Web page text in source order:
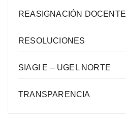
REASIGNACIÓN DOCENTE
RESOLUCIONES
SIAGI E – UGEL NORTE
TRANSPARENCIA